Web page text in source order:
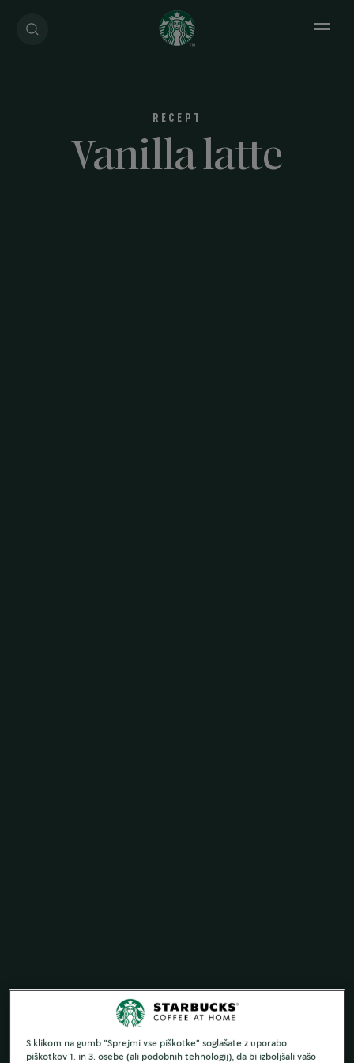
Open
RECEPT
Vanilla latte
S klikom na gumb "Sprejmi vse piškotke" soglašate z uporabo
piškotkov 1. in 3. osebe (ali podobnih tehnologij), da bi izboljšali vašo